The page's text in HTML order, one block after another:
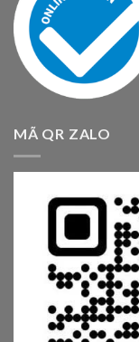
MÃ QR ZALO